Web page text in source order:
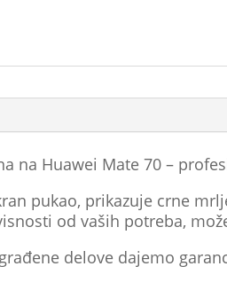
na Huawei Mate 70 –
pukao, prikazuje crne
od vaših potreba,
delove dajemo